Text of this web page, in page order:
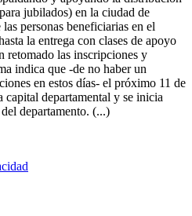
jubilados) en la ciudad de
personas beneficiarias en el
la entrega con clases de apoyo
retomado las inscripciones y
indica que -de no haber un
en estos días- el próximo 11 de
capital departamental y se inicia
departamento. (...)